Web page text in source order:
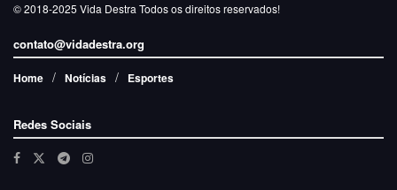
© 2018-2025 Vida Destra Todos os direitos reservados!
contato@vidadestra.org
Home Notícias Esportes
Redes Sociais